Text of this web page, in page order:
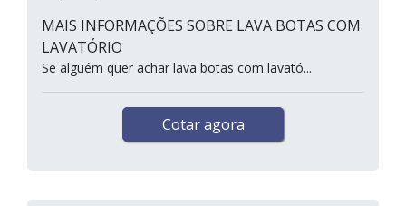
MAIS INFORMAÇÕES SOBRE LAVA BOTAS COM
LAVATÓRIO
Se alguém quer achar lava botas com lavató...
Cotar agora